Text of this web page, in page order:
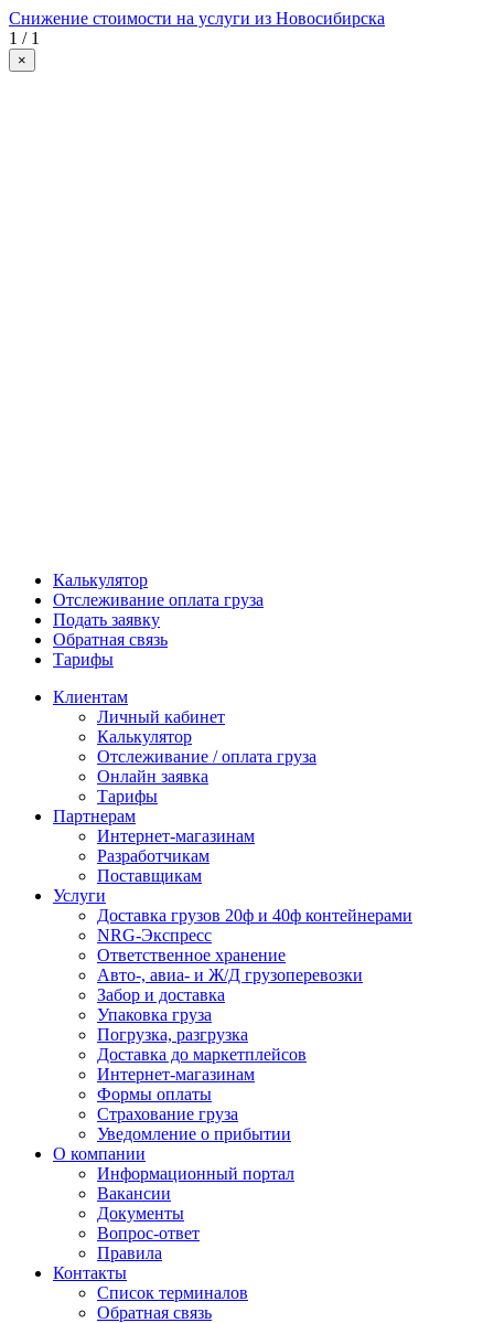
Снижение стоимости на услуги из Новосибирска
1 / 1
×
Калькулятор
Отслеживание оплата груза
Подать заявку
Обратная связь
Тарифы
Клиентам
Личный кабинет
Калькулятор
Отслеживание / оплата груза
Онлайн заявка
Тарифы
Партнерам
Интернет-магазинам
Разработчикам
Поставщикам
Услуги
Доставка грузов 20ф и 40ф контейнерами
NRG-Экспресс
Ответственное хранение
Авто-, авиа- и Ж/Д грузоперевозки
Забор и доставка
Упаковка груза
Погрузка, разгрузка
Доставка до маркетплейсов
Интернет-магазинам
Формы оплаты
Страхование груза
Уведомление о прибытии
О компании
Информационный портал
Вакансии
Документы
Вопрос-ответ
Правила
Контакты
Список терминалов
Обратная связь